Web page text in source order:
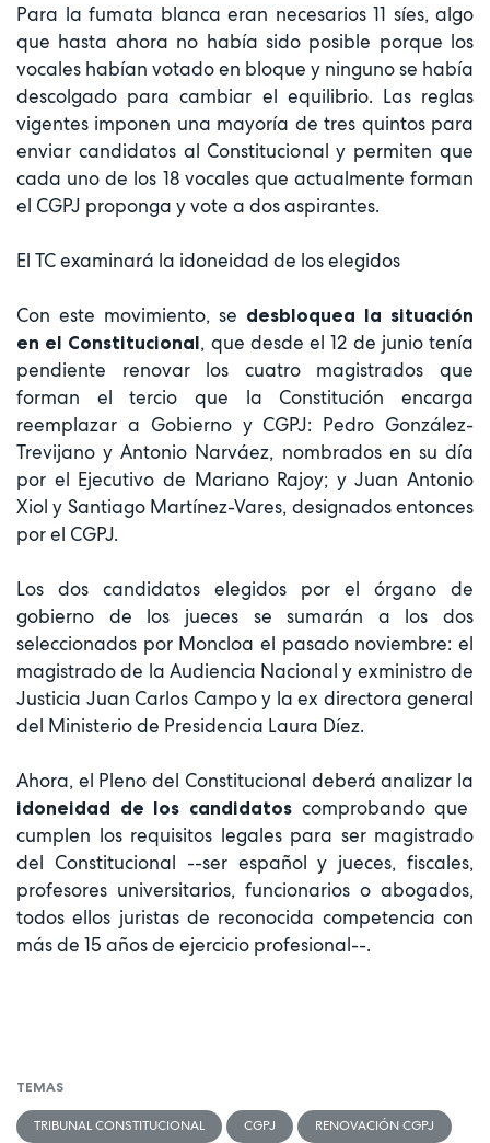
Para la fumata blanca eran necesarios 11 síes, algo
que hasta ahora no había sido posible porque los
vocales habían votado en bloque y ninguno se había
descolgado para cambiar el equilibrio. Las reglas
vigentes imponen una mayoría de tres quintos para
enviar candidatos al Constitucional y permiten que
cada uno de los 18 vocales que actualmente forman
el CGPJ proponga y vote a dos aspirantes.
El TC examinará la idoneidad de los elegidos
Con este movimiento, se desbloquea la situación
en el Constitucional, que desde el 12 de junio tenía
pendiente renovar los cuatro magistrados que
forman el tercio que la Constitución encarga
reemplazar a Gobierno y CGPJ: Pedro González-
Trevijano y Antonio Narváez, nombrados en su día
por el Ejecutivo de Mariano Rajoy; y Juan Antonio
Xiol y Santiago Martínez-Vares, designados entonces
por el CGPJ.
Los dos candidatos elegidos por el órgano de
gobierno de los jueces se sumarán a los dos
seleccionados por Moncloa el pasado noviembre: el
magistrado de la Audiencia Nacional y exministro de
Justicia Juan Carlos Campo y la ex directora general
del Ministerio de Presidencia Laura Díez.
Ahora, el Pleno del Constitucional deberá analizar la
idoneidad de los candidatos comprobando que
cumplen los requisitos legales para ser magistrado
del Constitucional --ser español y jueces, fiscales,
profesores universitarios, funcionarios o abogados,
todos ellos juristas de reconocida competencia con
más de 15 años de ejercicio profesional--.
TEMAS
TRIBUNAL CONSTITUCIONAL CGPJ RENOVACIÓN CGPJ